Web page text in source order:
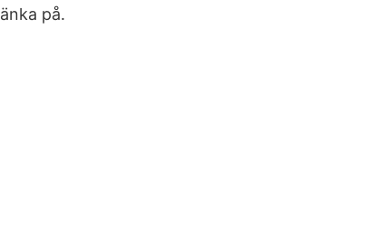
på.